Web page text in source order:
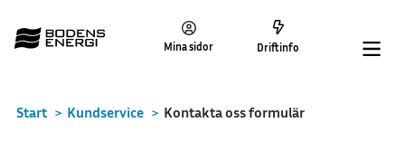
Mina sidor Driftinfo
Start > Kundservice > Kontakta oss formulär